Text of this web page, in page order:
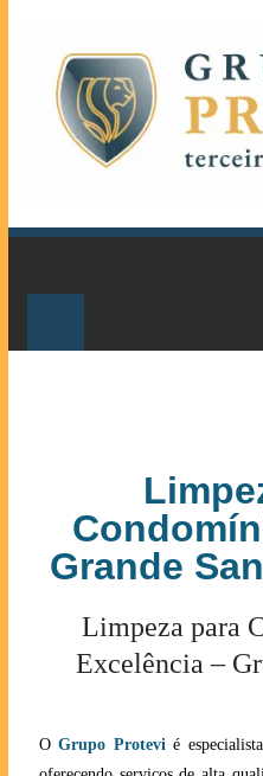
Grande
Limpeza para
Excelência –
OGrupo Protevié